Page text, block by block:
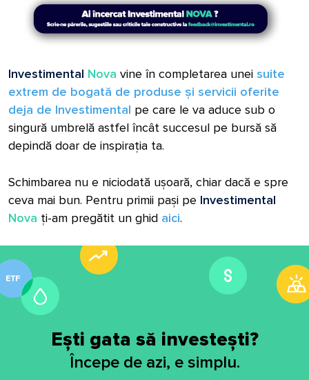
Investimental Nova vine în completarea unei suite
extrem de bogată de produse și servicii oferite
deja de Investimental pe care le va aduce sub o
singură umbrelă astfel încât succesul pe bursă să
depindă doar de inspirația ta.
Schimbarea nu e niciodată ușoară, chiar dacă e spre
ceva mai bun. Pentru primii pași pe Investimental
Nova ți-am pregătit un ghid aici.
Ești gata să investești?
Începe de azi, e simplu.